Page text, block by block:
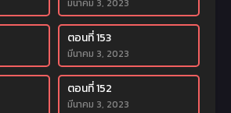
มีนาคม 3, 2023
ตอนที่ 153
มีนาคม 3, 2023
ตอนที่ 152
มีนาคม 3, 2023